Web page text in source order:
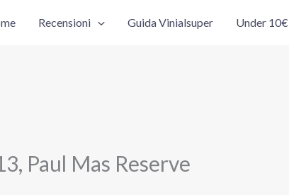
Recensioni Guida Vinialsuper Under 10€
Paul Mas Reserve